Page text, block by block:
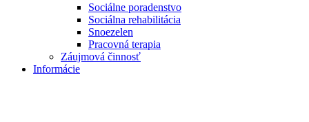
Sociálne poradenstvo
Sociálna rehabilitácia
Snoezelen
Pracovná terapia
Záujmová činnosť
Informácie